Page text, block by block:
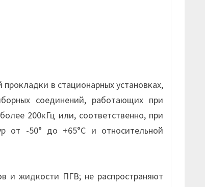
в стационарных установках,
соединений, работающих при
200кГц или, соответственно, при
от -50° до +65°С и относительной
и жидкости ПГВ; не распространяют